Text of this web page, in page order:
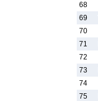
68
69
70
71
72
73
74
75